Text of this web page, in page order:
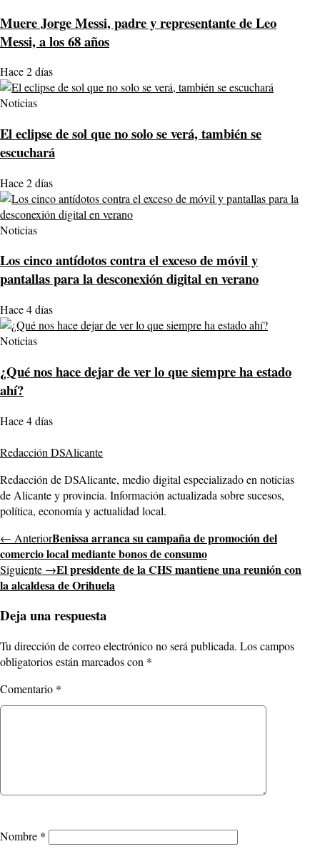
Muere Jorge Messi, padre y representante de Leo
Messi, a los 68 años
Hace 2 días
Noticias
El eclipse de sol que no solo se verá, también se
escuchará
Hace 2 días
Noticias
Los cinco antídotos contra el exceso de móvil y
pantallas para la desconexión digital en verano
Hace 4 días
Noticias
¿Qué nos hace dejar de ver lo que siempre ha estado
ahí?
Hace 4 días
Redacción DSAlicante
Redacción de DSAlicante, medio digital especializado en noticias
de Alicante y provincia. Información actualizada sobre sucesos,
política, economía y actualidad local.
← AnteriorBenissa arranca su campaña de promoción del
comercio local mediante bonos de consumo
Siguiente →El presidente de la CHS mantiene una reunión con
la alcaldesa de Orihuela
Deja una respuesta
Tu dirección de correo electrónico no será publicada. Los campos
obligatorios están marcados con *
Comentario *
Nombre *